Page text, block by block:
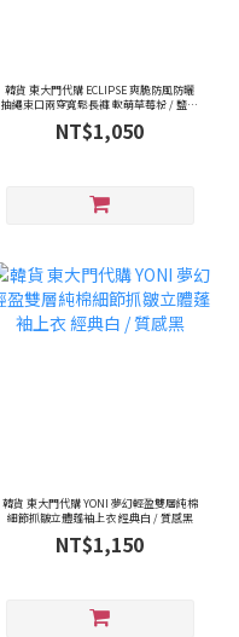
韓貨 東大門代購 ECLIPSE 爽脆防風防曬
抽繩束口兩穿寬鬆長褲 軟萌草莓粉 / 鹽系
淺灰 / 質感炭灰
NT$1,050
韓貨 東大門代購 YONI 夢幻輕盈雙層純棉
細節抓皺立體蓬袖上衣 經典白 / 質感黑
NT$1,150